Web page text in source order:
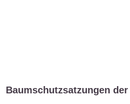
Baumschutzsatzungen